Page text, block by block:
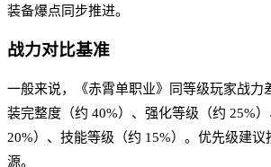
装备爆点同步推进。
战力对比基准
一般来说，《赤霄单职业》同等级玩家战力
装完整度（约 40%）、强化等级（约 25%
20%）、技能等级（约 15%）。优先级建议
源。